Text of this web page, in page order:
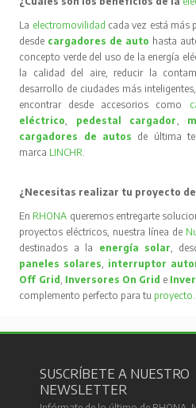
La electromovilidad cada vez está más
desde cargadores de auto hasta
concepto verde del uso de la energía
la calidad del aire, reducir la
desarrollo de ciudades más
encontrar desde accesorios como
eléctrico, pedestal cargador,
cargadores de autos de última
marca LINCHR.
¿Necesitas realizar tu proyecto
En RHONA queremos entregarte
proyectos eléctricos, nuestra línea de
destinados a la energía solar,
paneles solares, interruptor
Off Grid, Inversores On Grid e
complemento perfecto para tu proyecto.
SUSCRÍBETE A NUESTRO
NEWSLETTER